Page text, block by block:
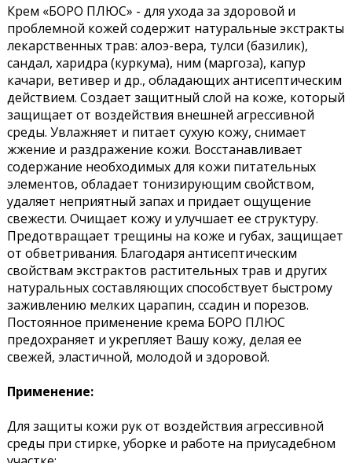
Крем «БОРО ПЛЮС» - для ухода за здоровой и
проблемной кожей содержит натуральные экстракты
лекарственных трав: алоэ-вера, тулси (базилик),
сандал, харидра (куркума), ним (маргоза), капур
качари, ветивер и др., обладающих антисептическим
действием. Создает защитный слой на коже, который
защищает от воздействия внешней агрессивной
среды. Увлажняет и питает сухую кожу, снимает
жжение и раздражение кожи. Восстанавливает
содержание необходимых для кожи питательных
элементов, обладает тонизирующим свойством,
удаляет неприятный запах и придает ощущение
свежести. Очищает кожу и улучшает ее структуру.
Предотвращает трещины на коже и губах, защищает
от обветривания. Благодаря антисептическим
свойствам экстрактов растительных трав и других
натуральных составляющих способствует быстрому
заживлению мелких царапин, ссадин и порезов.
Постоянное применение крема БОРО ПЛЮС
предохраняет и укрепляет Вашу кожу, делая ее
свежей, эластичной, молодой и здоровой.
Применение:
Для защиты кожи рук от воздействия агрессивной
среды при стирке, уборке и работе на приусадебном